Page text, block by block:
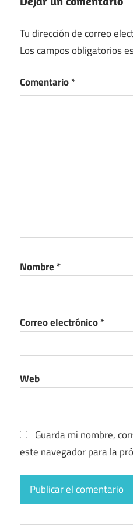
Tu dirección de correo
Los campos obligatorios
Comentario*
Nombre *
Correo electrónico*
Web
Guarda mi nombre,
este navegador para la